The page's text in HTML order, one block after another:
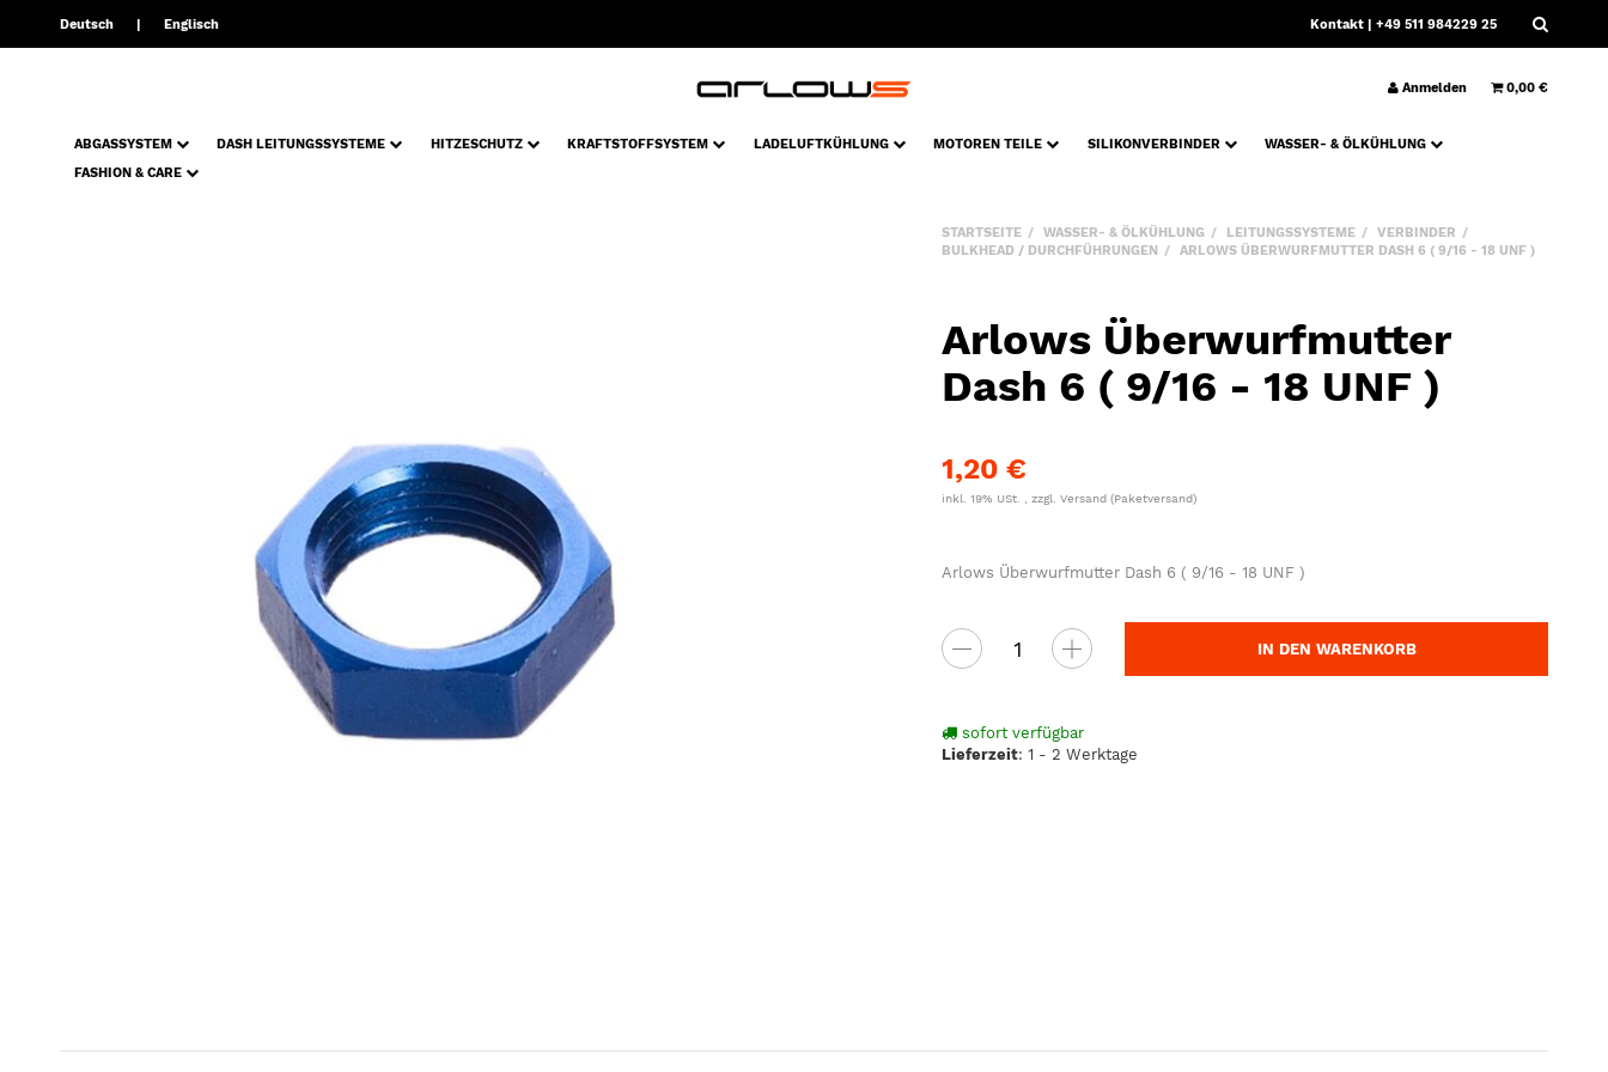
Deutsch Englisch Kontakt | +49 511 984229 25
Anmelden 0,00 €
ABGASSYSTEM DASH LEITUNGSSYSTEME HITZESCHUTZ KRAFTSTOFFSYSTEM LADELUFTKÜHLUNG MOTOREN TEILE SILIKONVERBINDER
WASSER- & ÖLKÜHLUNG
FASHION & CARE
STARTSEITE WASSER- & ÖLKÜHLUNG LEITUNGSSYSTEME
VERBINDER
BULKHEAD / DURCHFÜHRUNGEN
ARLOWS ÜBERWURFMUTTER DASH 6 ( 9/16 - 18 UNF )
Arlows Überwurfmutter
Dash 6 ( 9/16 - 18 UNF )
1,20 €
inkl. 19% USt. , zzgl.Versand(Paketversand)
Arlows Überwurfmutter Dash 6 ( 9/16 - 18 UNF )
IN DEN WARENKORB
sofort verfügbar
Lieferzeit:1 - 2 Werktage